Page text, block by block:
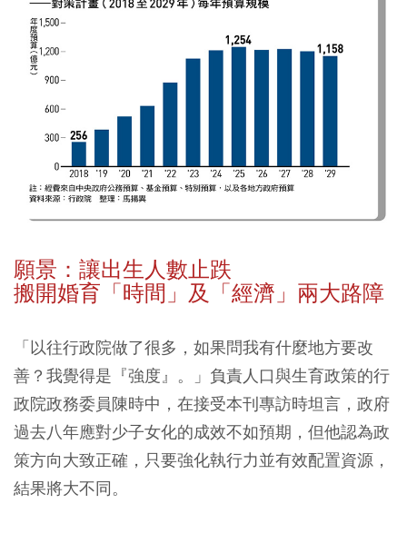
願景：讓出生人數止跌
搬開婚育「時間」及「經濟」兩大路障
「以往行政院做了很多，如果問我有什麼地方要改
善？我覺得是『強度』。」負責人口與生育政策的行
政院政務委員陳時中，在接受本刊專訪時坦言，政府
過去八年應對少子女化的成效不如預期，但他認為政
策方向大致正確，只要強化執行力並有效配置資源，
結果將大不同。